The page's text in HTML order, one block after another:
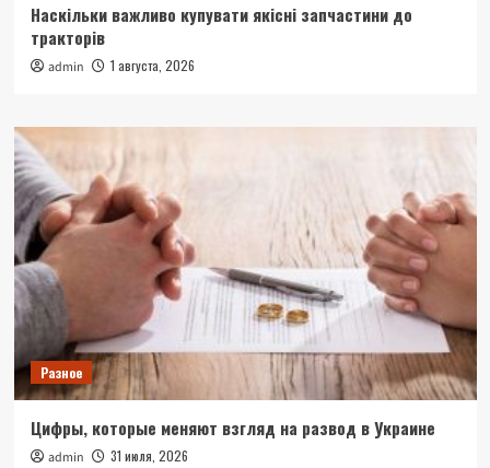
Наскільки важливо купувати якісні запчастини до
тракторів
admin 1 августа, 2026
Разное
Цифры, которые меняют взгляд на развод в Украине
admin 31 июля, 2026